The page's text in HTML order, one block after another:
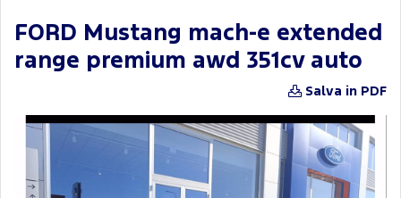
FORD Mustang mach-e extended
range premium awd 351cv auto
Salva in PDF